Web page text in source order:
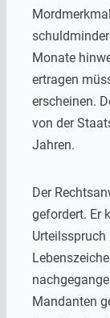
Monate
ertragen
erscheinen.
von der
Jahren.
Der
gefordert. Er
Urteilsspruch
Mandanten